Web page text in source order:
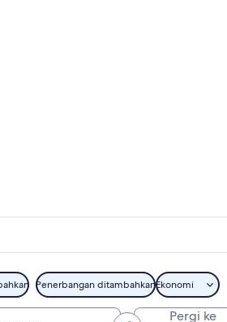
Penerbangan ditambahkanEkonomi
Pergi ke